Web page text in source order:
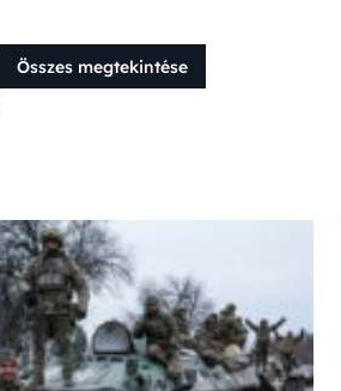
Összes megtekintése